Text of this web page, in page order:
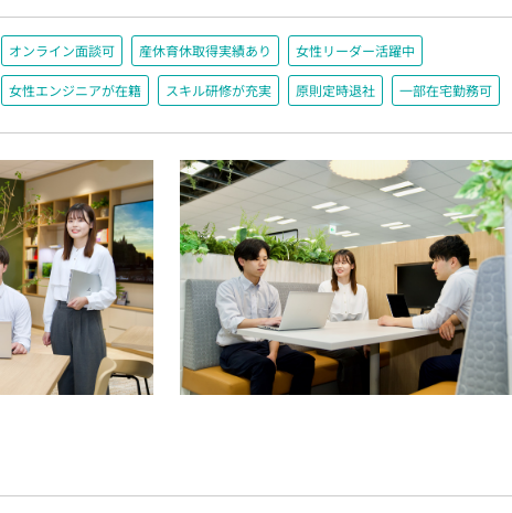
オンライン面談可 産休育休取得実績あり 女性リーダー活躍中
女性エンジニアが在籍 スキル研修が充実 原則定時退社 一部在宅勤務可